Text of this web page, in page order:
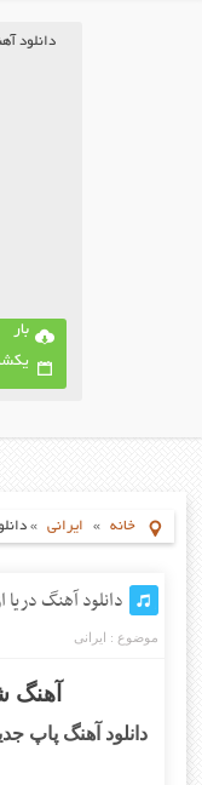
بار
یکشنبه 4
خانه » ایرانی »
دانلود آهنگ
موضوع : ایرانی
آهنگ
دانلود آهنگ پاپ